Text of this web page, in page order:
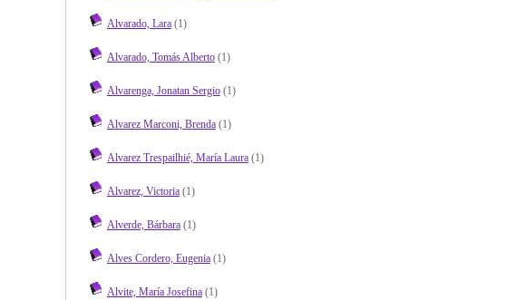
Alvarado, Lara(1)
Alvarado, Tomás Alberto(1)
Alvarenga, Jonatan Sergio(1)
Alvarez Marconi, Brenda(1)
Alvarez Trespailhié, María Laura(1)
Alvarez, Victoria(1)
Alverde, Bárbara(1)
Alves Cordero, Eugenia(1)
Alvite, María Josefina(1)